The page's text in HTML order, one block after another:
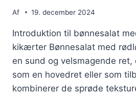
Af 19. december 2024
Introduktion til bønnesalat
kikærter Bønnesalat med
en sund og velsmagende ret,
som en hovedret eller som
kombinerer de sprøde